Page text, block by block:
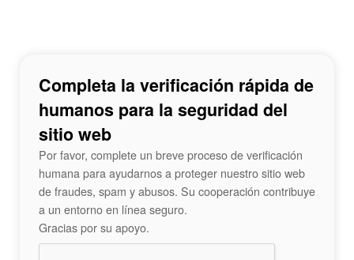
Completa la verificación rápida de
humanos para la seguridad del
sitio web
Por favor, complete un breve proceso de verificación
humana para ayudarnos a proteger nuestro sitio web
de fraudes, spam y abusos. Su cooperación contribuye
a un entorno en línea seguro.
Gracias por su apoyo.